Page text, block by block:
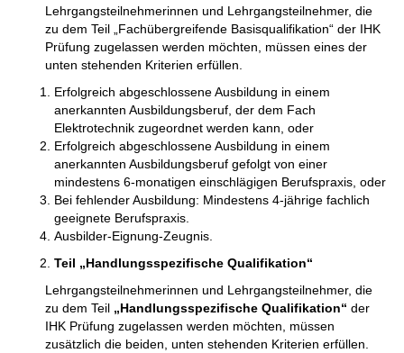
Lehrgangsteilnehmerinnen und Lehrgangsteilnehmer, die
zu dem Teil „Fachübergreifende Basisqualifikation“ der IHK
Prüfung zugelassen werden möchten, müssen eines der
unten stehenden Kriterien erfüllen.
Erfolgreich abgeschlossene Ausbildung in einem
anerkannten Ausbildungsberuf, der dem Fach
Elektrotechnik zugeordnet werden kann, oder
Erfolgreich abgeschlossene Ausbildung in einem
anerkannten Ausbildungsberuf gefolgt von einer
mindestens 6-monatigen einschlägigen Berufspraxis, oder
Bei fehlender Ausbildung: Mindestens 4-jährige fachlich
geeignete Berufspraxis.
Ausbilder-Eignung-Zeugnis.
Teil „Handlungsspezifische Qualifikation“
Lehrgangsteilnehmerinnen und Lehrgangsteilnehmer, die
zu dem Teil „Handlungsspezifische Qualifikation“ der
IHK Prüfung zugelassen werden möchten, müssen
zusätzlich die beiden, unten stehenden Kriterien erfüllen.